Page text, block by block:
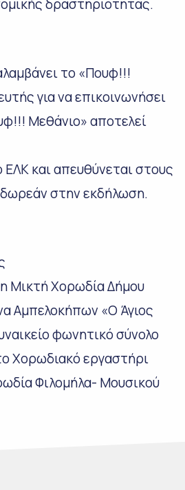
δραστηριότητας.
το «Πουφ!!!
για να επικοινωνήσει
Μεθάνιο» αποτελεί
και απευθύνεται στους
στην εκδήλωση.
Μικτή Χορωδία Δήμου
Αμπελοκήπων «Ο Άγιος
φωνητικό σύνολο
Χορωδιακό εργαστήρι
Φιλομήλα- Μουσικού